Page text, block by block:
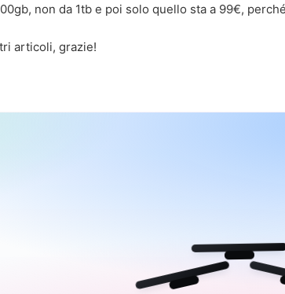
non da 1tb e poi solo quello sta a 99€,
articoli, grazie!